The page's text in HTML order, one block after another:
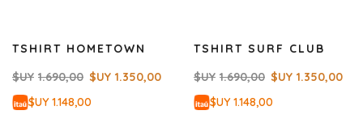
TSHIRT HOMETOWN
$UY 1.690,00 $UY 1.350,00
$UY 1.148,00
TSHIRT SURF CLUB
$UY 1.690,00 $UY 1.350,00
$UY 1.148,00